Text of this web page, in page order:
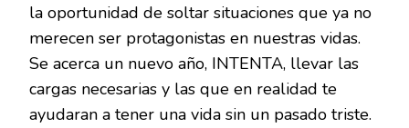
la oportunidad de soltar situaciones que ya no
merecen ser protagonistas en nuestras vidas.
Se acerca un nuevo año, INTENTA, llevar las
cargas necesarias y las que en realidad te
ayudaran a tener una vida sin un pasado triste.